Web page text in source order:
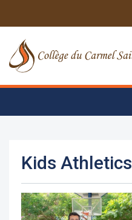
Kids Athletics